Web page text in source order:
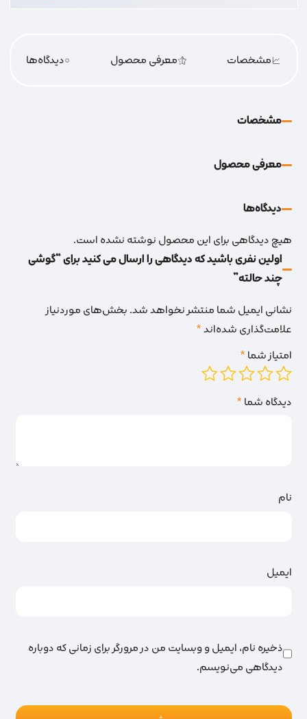
مشخصات معرفی محصول 0دیدگاه‌‌ها
مشخصات
معرفی محصول
دیدگاه‌‌ها
هیچ دیدگاهی برای این محصول نوشته نشده است.
اولین نفری باشید که دیدگاهی را ارسال می کنید برای “گوشی
چند حالته”
نشانی ایمیل شما منتشر نخواهد شد.بخش‌های موردنیاز
علامت‌گذاری شده‌اند*
امتیاز شما*
دیدگاه شما*
نام
ایمیل
ذخیره نام، ایمیل و وبسایت من در مرورگر برای زمانی که دوباره
دیدگاهی می‌نویسم.